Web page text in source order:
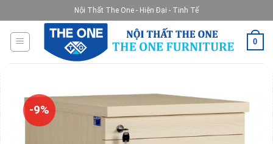
to
content
Nội Thất The One - Hiện Đại - Tinh Tế
0
-9%